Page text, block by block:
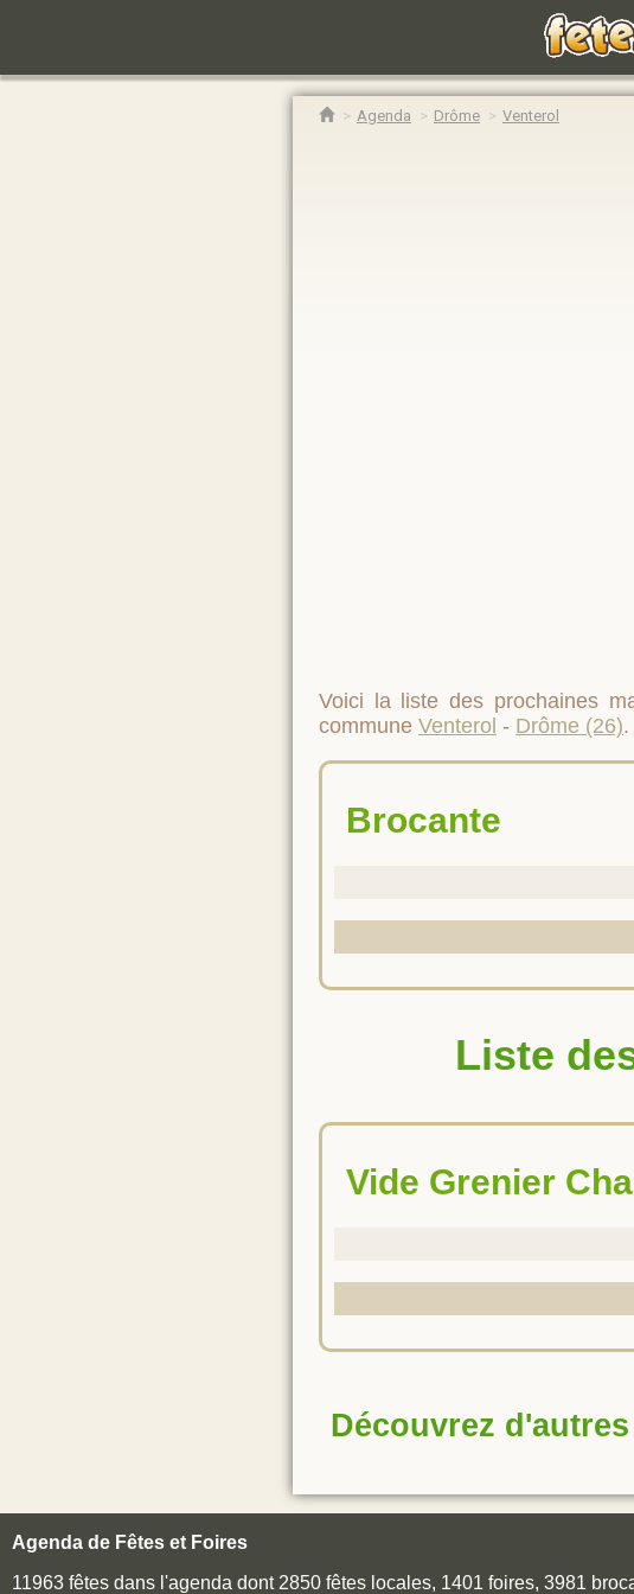
Agenda Drôme Venterol
Voici la liste des prochaines
commune Venterol - Drôme (26).
Brocante
Liste
Vide Grenier
Découvrez
Agenda de Fêtes et Foires
11963 fêtes dans l'agenda dont 2850 fêtes locales, 1401 foires, 3981